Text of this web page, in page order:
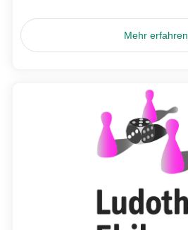
Mehr erfahren